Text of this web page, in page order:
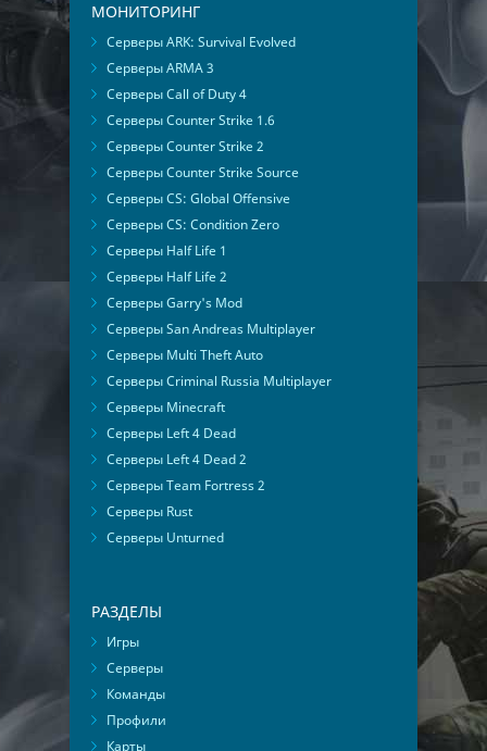
МОНИТОРИНГ
Серверы ARK: Survival Evolved
Серверы ARMA 3
Серверы Call of Duty 4
Серверы Counter Strike 1.6
Серверы Counter Strike 2
Серверы Counter Strike Source
Серверы CS: Global Offensive
Серверы CS: Condition Zero
Серверы Half Life 1
Серверы Half Life 2
Серверы Garry's Mod
Серверы San Andreas Multiplayer
Серверы Multi Theft Auto
Серверы Criminal Russia Multiplayer
Серверы Minecraft
Серверы Left 4 Dead
Серверы Left 4 Dead 2
Серверы Team Fortress 2
Серверы Rust
Серверы Unturned
РАЗДЕЛЫ
Игры
Серверы
Команды
Профили
Карты